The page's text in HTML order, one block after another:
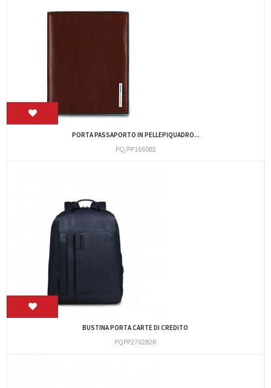
PORTA PASSAPORTO IN PELLEPIQUADRO...
PQ/PP1660B2
BUSTINA PORTA CARTE DI CREDITO
PQPP2762B2R